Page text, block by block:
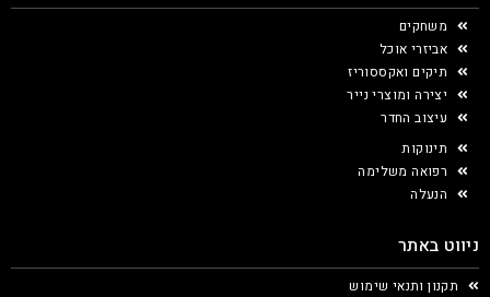
משחקים
אביזרי אוכל
תיקים ואקססוריז
יצירה ומוצרי נייר
עיצוב החדר
תינוקות
רפואה משלימה
הנעלה
ניווט באתר
תקנון ותנאי שימוש